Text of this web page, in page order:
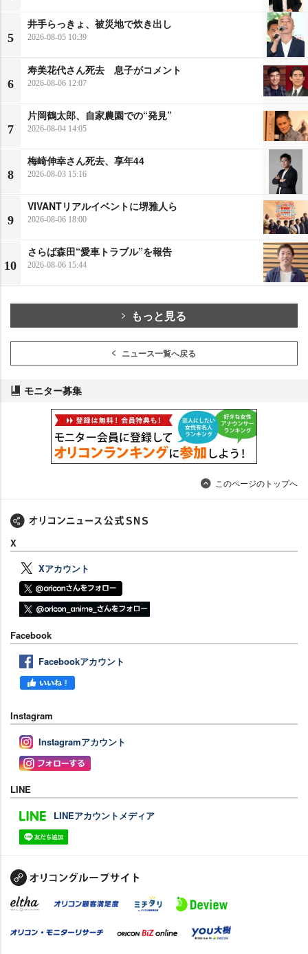
5
井手らっきょ、被災地で炊き出し
2026-08-05 10:39
6
寿美花代さん死去 息子がコメント
2026-08-06 12:07
7
片岡鶴太郎、自家農園での“発見”
2026-08-04 14:05
8
梅崎伸幸さん死去、享年44
2026-08-03 15:16
9
VIVANTリアルイベントに堺雅人ら
2026-08-06 18:00
10
さらば森田“愛車トラブル”を報告
2026-08-06 15:44
もっと見る
ニュース一覧へ戻る
モニター募集
このページのトップへ
X
Xアカウント
Facebook
Facebookアカウント
Instagram
Instagramアカウント
LINE
LINEアカウントメディア